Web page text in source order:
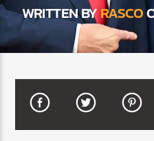
TITLE
ARTIST
CURRENT SHOW
BALADAS
2:00 PM 5:00 PM
WRITTEN BYRASCO